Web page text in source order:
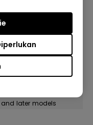
7 (1080P/720P),
8.1, Windows 10,
10.10, Linux (UVC),
CS01, SL02K, ST02, RP02,
and later models